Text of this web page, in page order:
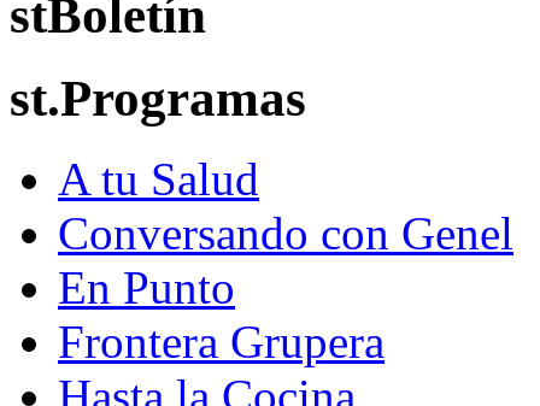
stBoletín
st.Programas
A tu Salud
Conversando con Genel
En Punto
Frontera Grupera